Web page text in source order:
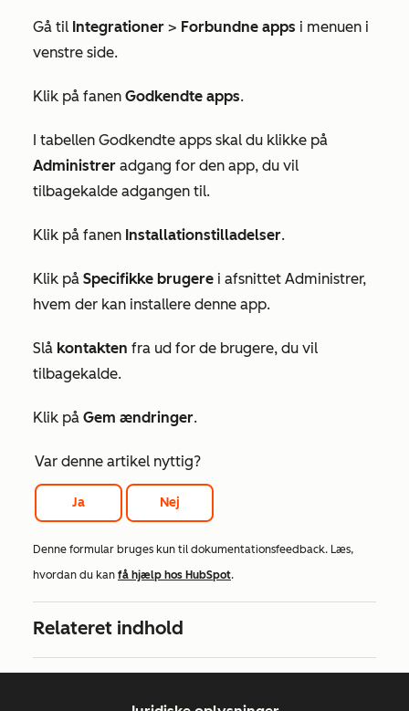
Gå til Integrationer > Forbundne apps i menuen i
venstre side.
Klik på fanen Godkendte apps.
I tabellen Godkendte apps skal du klikke på
Administrer adgang for den app, du vil
tilbagekalde adgangen til.
Klik på fanen Installationstilladelser.
Klik på Specifikke brugere i afsnittet Administrer,
hvem der kan installere denne app.
Slå kontakten fra ud for de brugere, du vil
tilbagekalde.
Klik på Gem ændringer.
Var denne artikel nyttig?
Ja Nej
Denne formular bruges kun til dokumentationsfeedback. Læs,
hvordan du kan få hjælp hos HubSpot.
Relateret indhold